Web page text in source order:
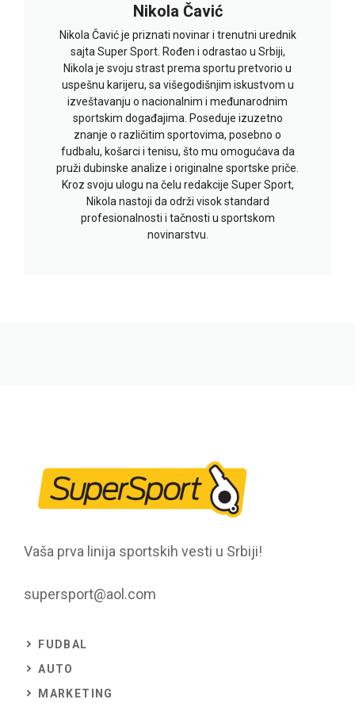
Nikola Čavić
Nikola Čavić je priznati novinar i trenutni urednik
sajta Super Sport. Rođen i odrastao u Srbiji,
Nikola je svoju strast prema sportu pretvorio u
uspešnu karijeru, sa višegodišnjim iskustvom u
izveštavanju o nacionalnim i međunarodnim
sportskim događajima. Poseduje izuzetno
znanje o različitim sportovima, posebno o
fudbalu, košarci i tenisu, što mu omogućava da
pruži dubinske analize i originalne sportske priče.
Kroz svoju ulogu na čelu redakcije Super Sport,
Nikola nastoji da održi visok standard
profesionalnosti i tačnosti u sportskom
novinarstvu.
Vaša prva linija sportskih vesti u Srbiji!
supersport@aol.com
FUDBAL
AUTO
MARKETING